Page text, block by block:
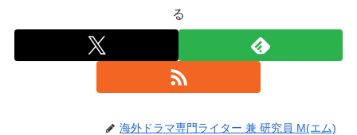
る
海外ドラマ専門ライター 兼 研究員 M(エム)